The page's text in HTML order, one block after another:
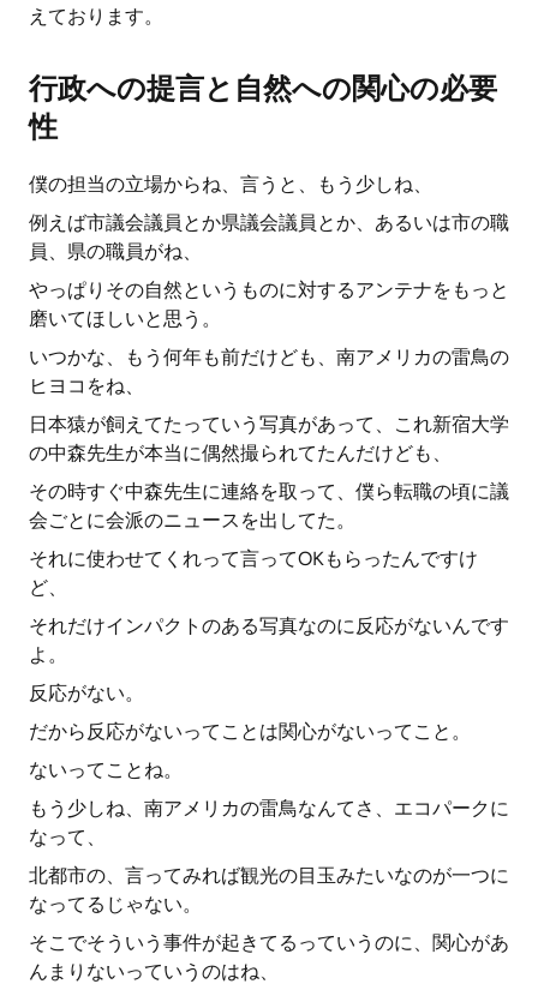
えております。
行政への提言と自然への関心の必要
性
僕の担当の立場からね、言うと、もう少しね、
例えば市議会議員とか県議会議員とか、あるいは市の職
員、県の職員がね、
やっぱりその自然というものに対するアンテナをもっと
磨いてほしいと思う。
いつかな、もう何年も前だけども、南アメリカの雷鳥の
ヒヨコをね、
日本猿が飼えてたっていう写真があって、これ新宿大学
の中森先生が本当に偶然撮られてたんだけども、
その時すぐ中森先生に連絡を取って、僕ら転職の頃に議
会ごとに会派のニュースを出してた。
それに使わせてくれって言ってOKもらったんですけ
ど、
それだけインパクトのある写真なのに反応がないんです
よ。
反応がない。
だから反応がないってことは関心がないってこと。
ないってことね。
もう少しね、南アメリカの雷鳥なんてさ、エコパークに
なって、
北都市の、言ってみれば観光の目玉みたいなのが一つに
なってるじゃない。
そこでそういう事件が起きてるっていうのに、関心があ
んまりないっていうのはね、